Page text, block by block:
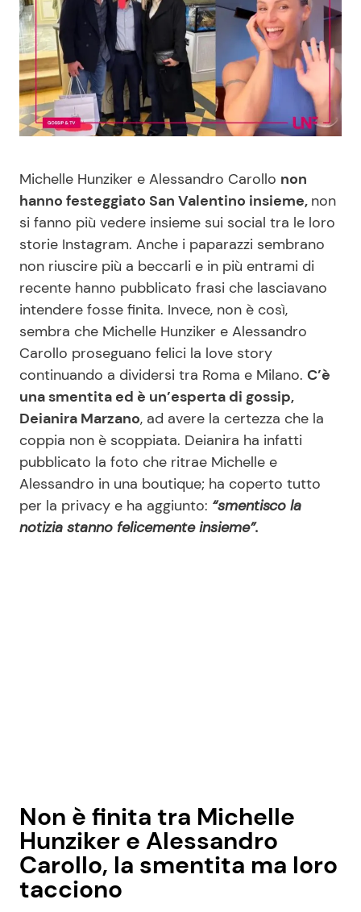
News Spettacolo
Benessere
Casa
Mondo Mamma
News benessere
Salute
Viaggi e Turismo
Festività
Cucina e Ricette
Consigli di Cucina
Le Ricette in TV
Primi Piatti
Ricette Facili e Veloci
Ricette Feste
Ricette per Bambini
Seguici
Michelle Hunziker e Alessandro Carollo non
hanno festeggiato San Valentino insieme, non
si fanno più vedere insieme sui social tra le loro
storie Instagram. Anche i paparazzi sembrano
non riuscire più a beccarli e in più entrami di
recente hanno pubblicato frasi che lasciavano
intendere fosse finita. Invece, non è così,
sembra che Michelle Hunziker e Alessandro
Carollo proseguano felici la love story
continuando a dividersi tra Roma e Milano. C’è
una smentita ed è un’esperta di gossip,
Deianira Marzano, ad avere la certezza che la
coppia non è scoppiata. Deianira ha infatti
pubblicato la foto che ritrae Michelle e
Alessandro in una boutique; ha coperto tutto
per la privacy e ha aggiunto: “smentisco la
notizia stanno felicemente insieme”.
Non è finita tra Michelle
Hunziker e Alessandro
Carollo, la smentita ma loro
tacciono